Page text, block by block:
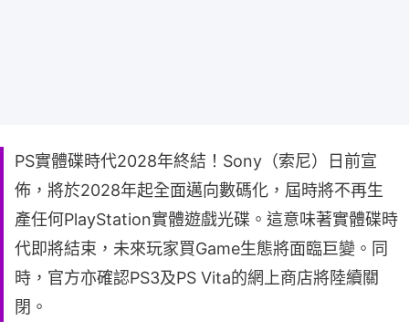
PS實體碟時代2028年終結！Sony（索尼）日前宣
佈，將於2028年起全面邁向數碼化，屆時將不再生
產任何PlayStation實體遊戲光碟。這意味著實體碟時
代即將結束，未來玩家買Game生態將面臨巨變。同
時，官方亦確認PS3及PS Vita的網上商店將陸續關
閉。